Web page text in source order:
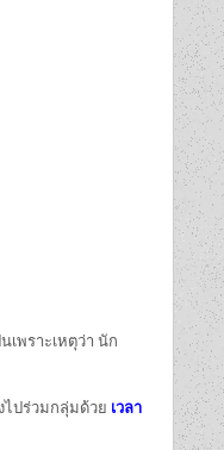
เพราะเหตุว่า นัก
ไปร่วมกลุ่มด้วย เวลา